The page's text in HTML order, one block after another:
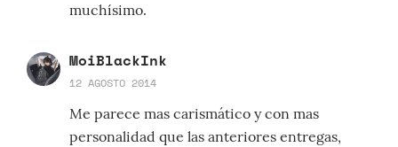
muchísimo.
MoiBlackInk
12 AGOSTO 2014
Me parece mas carismático y con mas
personalidad que las anteriores entregas,